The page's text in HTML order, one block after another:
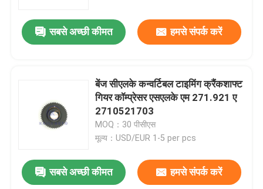
सबसे अच्छी कीमत हमसे संपर्क करें
बेंज सीएलके कन्वर्टिबल टाइमिंग क्रैंकशाफ्ट
गियर कॉम्प्रेसर एसएलके एम 271.921 ए
2710521703
MOQ：30 पीसीएस
मूल्य：USD/EUR 1-5 per pcs
सबसे अच्छी कीमत हमसे संपर्क करें